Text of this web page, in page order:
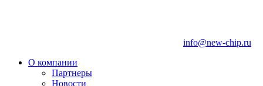
info@new-chip.ru
О компании
Партнеры
Новости